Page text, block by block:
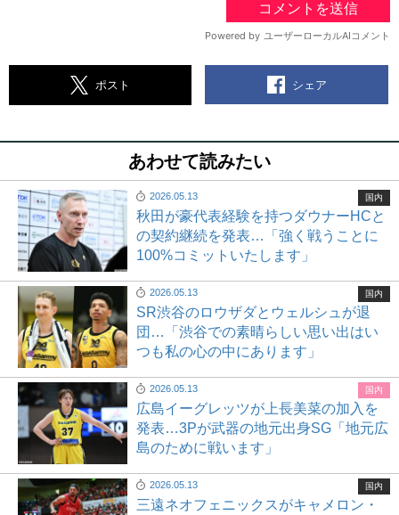
ポスト シェア
あわせて読みたい
2026.05.13
秋田が豪代表経験を持つダウナーHCと
の契約継続を発表…「強く戦うことに
100%コミットいたします」
国内
2026.05.13
SR渋谷のロウザダとウェルシュが退
団…「渋谷での素晴らしい思い出はい
つも私の心の中にあります」
国内
2026.05.13
広島イーグレッツが上長美菜の加入を
発表…3Pが武器の地元出身SG「地元広
島のために戦います」
国内
2026.05.13
三遠ネオフェニックスがキャメロン・
国内